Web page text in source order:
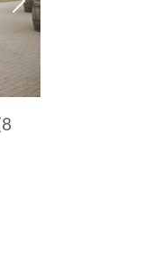
Nächstes Bild